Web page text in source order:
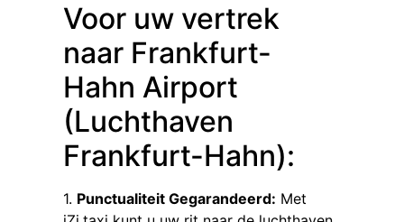
Voor uw vertrek
naar Frankfurt-
Hahn Airport
(Luchthaven
Frankfurt-Hahn):
1. Punctualiteit Gegarandeerd: Met